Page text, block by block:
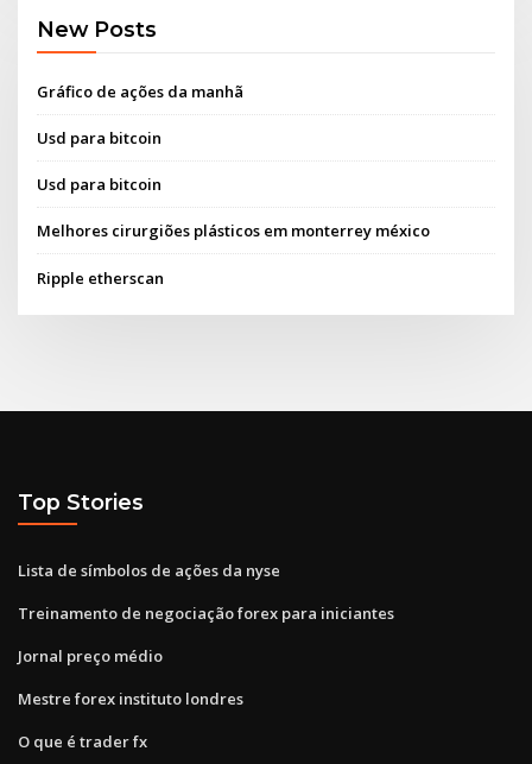
New Posts
Gráfico de ações da manhã
Usd para bitcoin
Usd para bitcoin
Melhores cirurgiões plásticos em monterrey méxico
Ripple etherscan
Top Stories
Lista de símbolos de ações da nyse
Treinamento de negociação forex para iniciantes
Jornal preço médio
Mestre forex instituto londres
O que é trader fx